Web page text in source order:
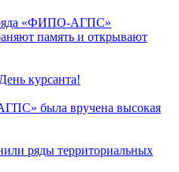
«ФИПО-АГПС»
память и открывают
курсанта!
была вручена высокая
ряды территориальных